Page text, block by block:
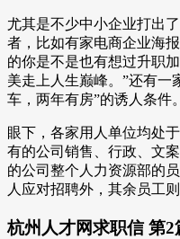
尤其是不少中小企业打出
者，比如有家电商企业海
的你是不是也有想过升职
美走上人生巅峰。”还有一
车，两年有房”的诱人条件。
眼下，各家用人单位均处
有的公司销售、行政、文
的公司整个人力资源部的
人应对招聘外，其余员工
杭州人才网求职信 第2